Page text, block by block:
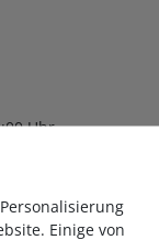
Uhr
Einige von